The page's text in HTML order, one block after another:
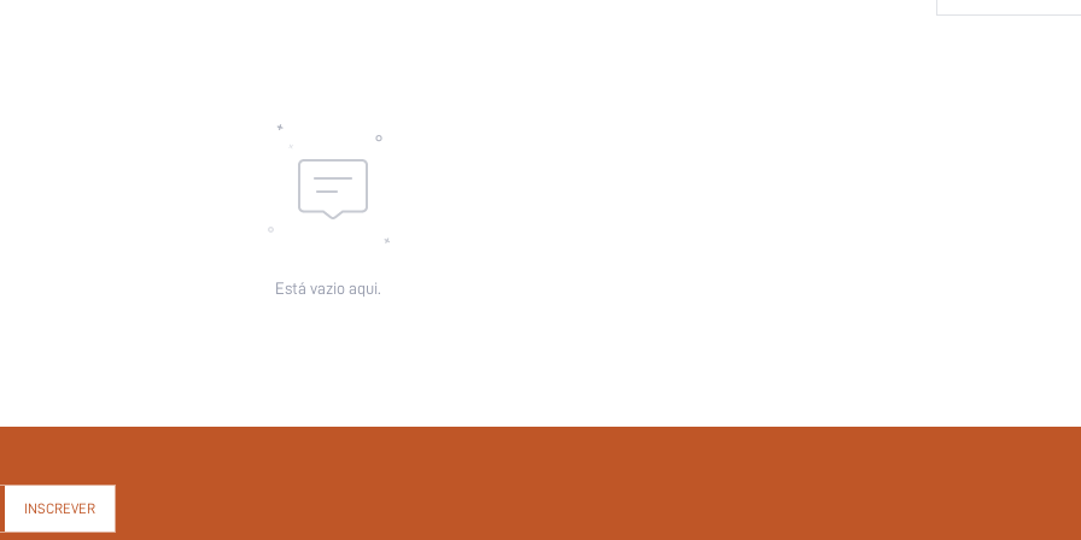
Está vazio aqui.
INSCREVER